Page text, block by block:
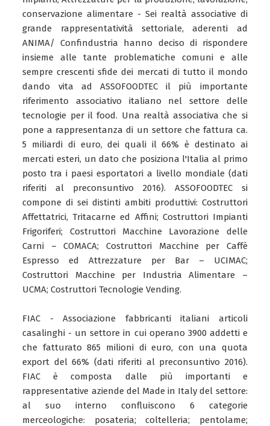
conservazione alimentare - Sei realtà associative di
grande rappresentatività settoriale, aderenti ad
ANIMA/ Confindustria hanno deciso di rispondere
insieme alle tante problematiche comuni e alle
sempre crescenti sfide dei mercati di tutto il mondo
dando vita ad ASSOFOODTEC il più importante
riferimento associativo italiano nel settore delle
tecnologie per il food. Una realtà associativa che si
pone a rappresentanza di un settore che fattura ca.
5 miliardi di euro, dei quali il 66% è destinato ai
mercati esteri, un dato che posiziona l'Italia al primo
posto tra i paesi esportatori a livello mondiale (dati
riferiti al preconsuntivo 2016). ASSOFOODTEC si
compone di sei distinti ambiti produttivi: Costruttori
Affettatrici, Tritacarne ed Affini; Costruttori Impianti
Frigoriferi; Costruttori Macchine Lavorazione delle
Carni – COMACA; Costruttori Macchine per Caffè
Espresso ed Attrezzature per Bar – UCIMAC;
Costruttori Macchine per Industria Alimentare –
UCMA; Costruttori Tecnologie Vending.
FIAC - Associazione fabbricanti italiani articoli
casalinghi - un settore in cui operano 3900 addetti e
che fatturato 865 milioni di euro, con una quota
export del 66% (dati riferiti al preconsuntivo 2016).
FIAC è composta dalle più importanti e
rappresentative aziende del Made in Italy del settore:
al suo interno confluiscono 6 categorie
merceologiche: posateria; coltelleria; pentolame;